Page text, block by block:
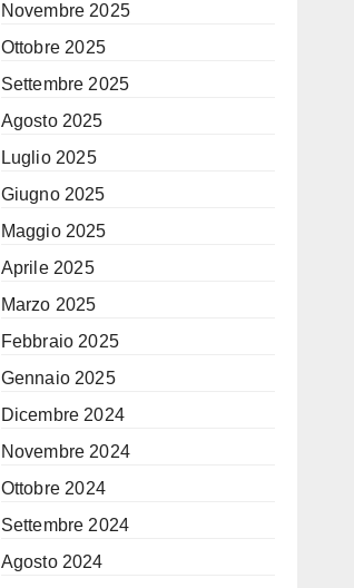
Novembre 2025
Ottobre 2025
Settembre 2025
Agosto 2025
Luglio 2025
Giugno 2025
Maggio 2025
Aprile 2025
Marzo 2025
Febbraio 2025
Gennaio 2025
Dicembre 2024
Novembre 2024
Ottobre 2024
Settembre 2024
Agosto 2024